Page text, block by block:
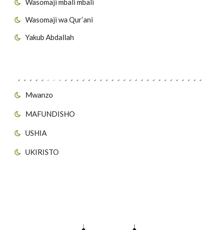
Wasomaji mbali mbali
Wasomaji wa Qur’ani
Yakub Abdallah
Mwanzo
MAFUNDISHO
USHIA
UKIRISTO